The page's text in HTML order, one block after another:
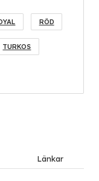
RÖD
TURKOS
Länkar